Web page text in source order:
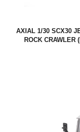
AXIAL 1/30 SCX30
ROCK CRAWLER